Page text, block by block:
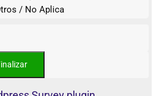
/ No Aplica